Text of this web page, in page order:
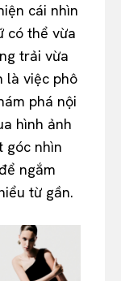
cái nhìn
có thể vừa
trải vừa
là việc phô
phá nội
hình ảnh
góc nhìn
ngắm
từ gần.